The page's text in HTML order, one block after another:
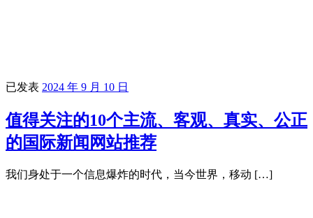
已发表 2024 年 9 月 10 日
值得关注的10个主流、客观、真实、公正
的国际新闻网站推荐
我们身处于一个信息爆炸的时代，当今世界，移动 […]